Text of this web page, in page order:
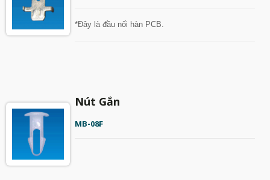
*Đây là đầu nối hàn PCB.
Nút Gắn
MB-08F